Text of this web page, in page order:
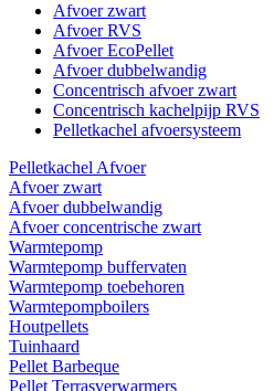
Afvoer zwart
Afvoer RVS
Afvoer EcoPellet
Afvoer dubbelwandig
Concentrisch afvoer zwart
Concentrisch kachelpijp RVS
Pelletkachel afvoersysteem
Pelletkachel Afvoer
Afvoer zwart
Afvoer dubbelwandig
Afvoer concentrische zwart
Warmtepomp
Warmtepomp buffervaten
Warmtepomp toebehoren
Warmtepompboilers
Houtpellets
Tuinhaard
Pellet Barbeque
Pellet Terrasverwarmers